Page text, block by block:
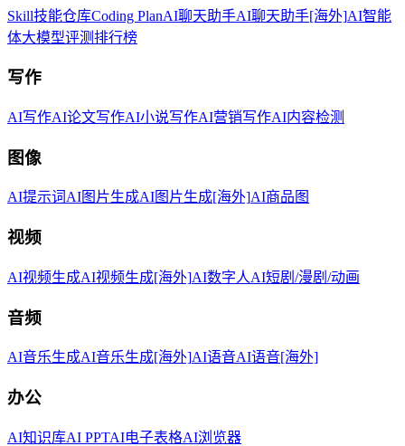
Skill技能仓库Coding PlanAI聊天助手AI聊天助手[海外]AI智能
体大模型评测排行榜
写作
AI写作AI论文写作AI小说写作AI营销写作AI内容检测
图像
AI提示词AI图片生成AI图片生成[海外]AI商品图
视频
AI视频生成AI视频生成[海外]AI数字人AI短剧/漫剧/动画
音频
AI音乐生成AI音乐生成[海外]AI语音AI语音[海外]
办公
AI知识库AI PPTAI电子表格AI浏览器